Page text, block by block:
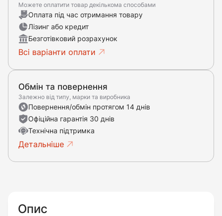
Можете оплатити товар декількома способами
Оплата під час отримання товару
Лізинг або кредит
Безготівковий розрахунок
Всі варіанти оплати
Обмін та повернення
Залежно від типу, марки та виробника
Повернення/обмін протягом 14 днів
Офіційна гарантія 30 днів
Технічна підтримка
Детальніше
Опис